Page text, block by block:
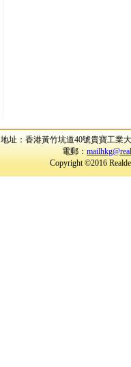
地址：香港黃竹坑道40號貴寶工業
電郵：
Copyright ©2016